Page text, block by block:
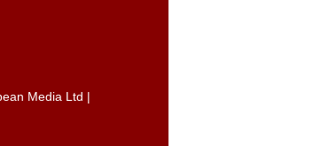
Media Ltd |